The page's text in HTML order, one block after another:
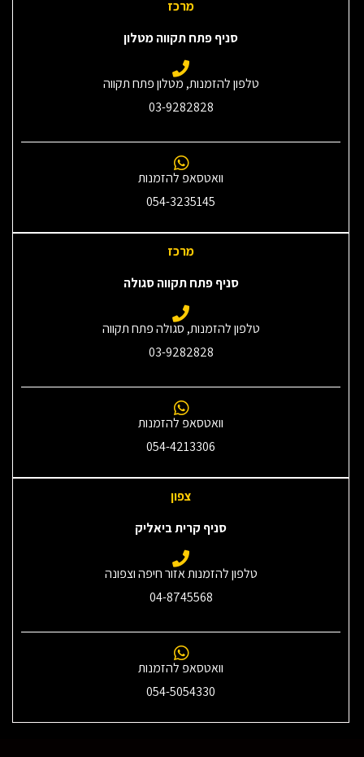
מרכז
סניף פתח תקווה מטלון
טלפון להזמנות, מטלון פתח תקווה
03-9282828
וואטסאפ להזמנות
054-3235145‎
מרכז
סניף פתח תקווה סגולה
טלפון להזמנות, סגולה פתח תקווה
03-9282828
וואטסאפ להזמנות
054-4213306
צפון
סניף קרית ביאליק
טלפון להזמנות אזור חיפה וצפונה
04-8745568
וואטסאפ להזמנות
054-5054330